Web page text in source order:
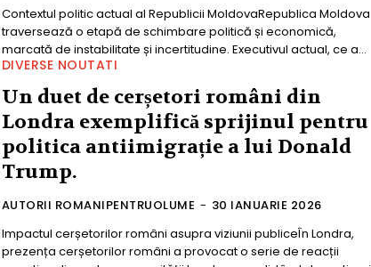
Contextul politic actual al Republicii MoldovaRepublica Moldova
traversează o etapă de schimbare politică și economică,
marcată de instabilitate și incertitudine. Executivul actual, ce a...
DIVERSE NOUTATI
Un duet de cerșetori români din
Londra exemplifică sprijinul pentru
politica antiimigrație a lui Donald
Trump.
AUTORII ROMANIPENTRUOLUME - 30 IANUARIE 2026
Impactul cerșetorilor români asupra viziunii publiceÎn Londra,
prezența cerșetorilor români a provocat o serie de reacții